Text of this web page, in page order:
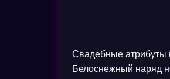
Свадебные атрибуты
Белоснежный наряд